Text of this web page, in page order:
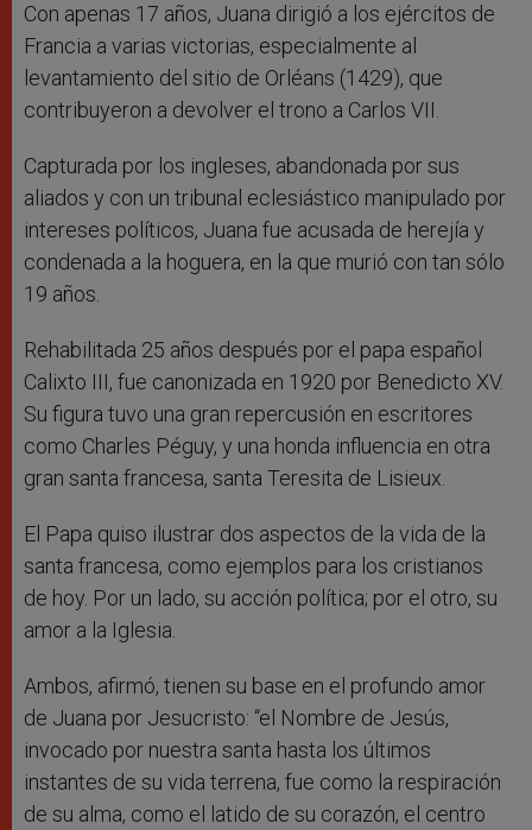
Con apenas 17 años, Juana dirigió a los ejércitos de
Francia a varias victorias, especialmente al
levantamiento del sitio de Orléans (1429), que
contribuyeron a devolver el trono a Carlos VII.
Capturada por los ingleses, abandonada por sus
aliados y con un tribunal eclesiástico manipulado por
intereses políticos, Juana fue acusada de herejía y
condenada a la hoguera, en la que murió con tan sólo
19 años.
Rehabilitada 25 años después por el papa español
Calixto III, fue canonizada en 1920 por Benedicto XV.
Su figura tuvo una gran repercusión en escritores
como Charles Péguy, y una honda influencia en otra
gran santa francesa, santa Teresita de Lisieux.
El Papa quiso ilustrar dos aspectos de la vida de la
santa francesa, como ejemplos para los cristianos
de hoy. Por un lado, su acción política; por el otro, su
amor a la Iglesia.
Ambos, afirmó, tienen su base en el profundo amor
de Juana por Jesucristo: “el Nombre de Jesús,
invocado por nuestra santa hasta los últimos
instantes de su vida terrena, fue como la respiración
de su alma, como el latido de su corazón, el centro